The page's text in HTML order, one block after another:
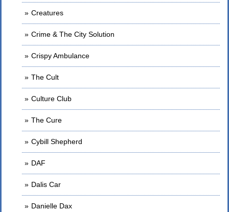
Creatures
Crime & The City Solution
Crispy Ambulance
The Cult
Culture Club
The Cure
Cybill Shepherd
DAF
Dalis Car
Danielle Dax